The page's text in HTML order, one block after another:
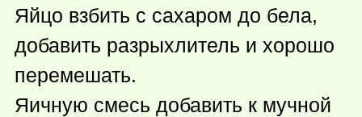
Яйцо взбить с сахаром до бела,
добавить разрыхлитель и хорошо
перемешать.
Яичную смесь добавить к мучной